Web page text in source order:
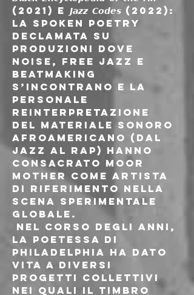
(2021) e 𝙅𝙖𝙯𝙯 𝘾𝙤𝙙𝙚𝙨 (2022):
la spoken poetry
declamata su
produzioni dove
noise, free jazz e
beatmaking
s’incontrano e la
personale
reinterpretazione
del materiale sonoro
afroamericano (dal
jazz al rap) hanno
consacrato Moor
Mother come artista
di riferimento nella
scena sperimentale
globale.
la poetessa di
Philadelphia ha dato
vita a diversi
progetti collettivi
nei quali il timbro